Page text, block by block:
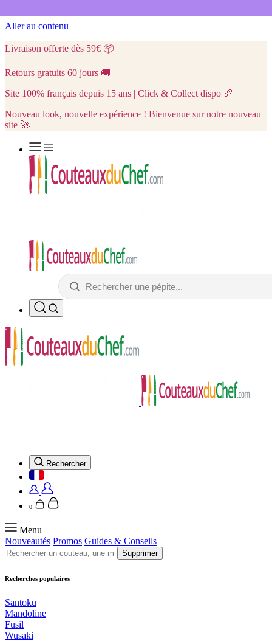
Aller au contenu
Livraison offerte dès 59€ 📦
Retours gratuits 60 jours 🚚
Site 100% français depuis 15 ans | Click & Collect dispo 🥖
Nouveau look, nouvelle expérience ! Bienvenue sur notre nouveau
site 🚀
Rechercher
0
Menu
Nouveautés Promos Guides & Conseils
Supprimer
Recherches populaires
Santoku
Mandoline
Fusil
Wusaki